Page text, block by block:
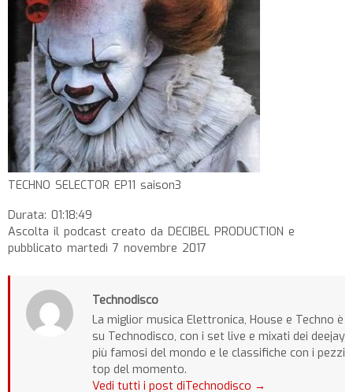
TECHNO SELECTOR EP11 saison3
Durata: 01:18:49
Ascolta il podcast creato da DECIBEL PRODUCTION e
pubblicato martedì 7 novembre 2017
Technodisco
La miglior musica Elettronica, House e Techno è
su Technodisco, con i set live e mixati dei deejay
più famosi del mondo e le classifiche con i pezzi
top del momento.
Vedi tutti i post diTechnodisco →